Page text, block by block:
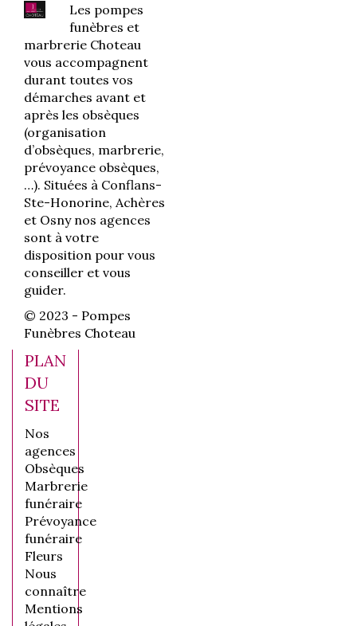
Les pompes
funèbres et
marbrerie Choteau
vous accompagnent
durant toutes vos
démarches avant et
après les obsèques
(organisation
d’obsèques, marbrerie,
prévoyance obsèques,
…). Situées à Conflans-
Ste-Honorine, Achères
et Osny nos agences
sont à votre
disposition pour vous
conseiller et vous
guider.
© 2023 - Pompes
Funèbres Choteau
PLAN
DU
SITE
Nos
agences
Obsèques
Marbrerie
funéraire
Prévoyance
funéraire
Fleurs
Nous
connaître
Mentions